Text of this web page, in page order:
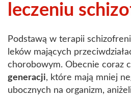
leczeniu
Podstawą w terapii
leków mających
chorobowym. Obecnie coraz
generacji, które mają mniej
ubocznych na organizm,